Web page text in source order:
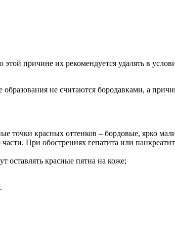
причине их рекомендуется удалять в
не считаются бородавками, а
точки красных оттенков – бордовые, ярко
При обострениях гепатита или
оставлять красные пятна на коже;